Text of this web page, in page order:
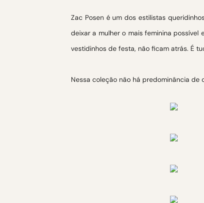
Zac Posen é um dos estilistas
deixar a mulher o mais feminina possível
vestidinhos de festa, não ficam atrás. É
Nessa coleção não há predominância de